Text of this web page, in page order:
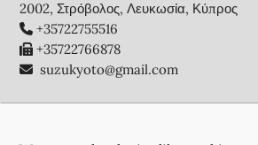
2002, Στρόβολος, Λευκωσία, Κύπρος
+35722755516
+35722766878
suzukyoto@gmail.com